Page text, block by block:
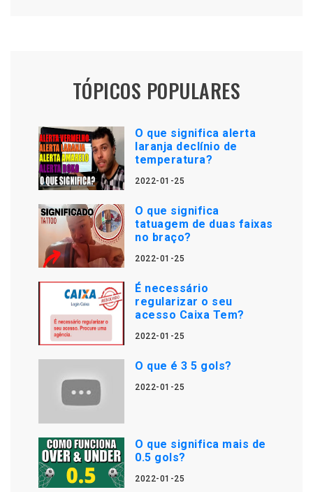
TÓPICOS POPULARES
O que significa alerta
laranja declínio de
temperatura?
2022-01-25
O que significa
tatuagem de duas faixas
no braço?
2022-01-25
É necessário
regularizar o seu
acesso Caixa Tem?
2022-01-25
O que é 3 5 gols?
2022-01-25
O que significa mais de
0.5 gols?
2022-01-25